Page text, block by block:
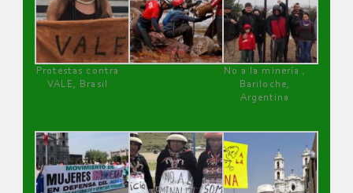
Protestas contra
VALE, Brasil
No a la minería ,
Bariloche,
Argentina